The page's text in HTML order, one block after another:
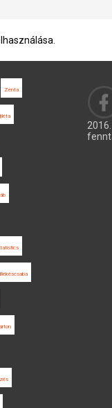
Zenta
Békéscsaba